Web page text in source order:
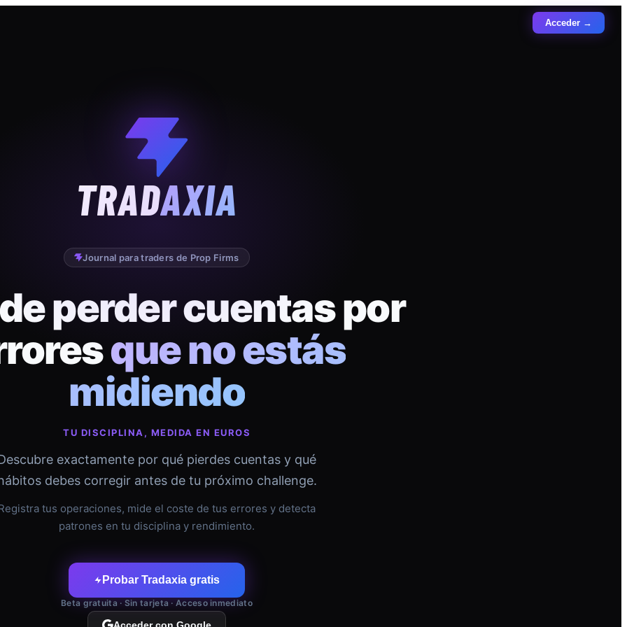
Acceder →
TRADAXIA
Journal para traders de Prop Firms
perder cuentas por
que no estás
midiendo
TU DISCIPLINA, MEDIDA EN EUROS
exactamente por qué pierdes cuentas y qué
debes corregir antes de tu próximo challenge.
tus operaciones, mide el coste de tus errores y detecta
patrones en tu disciplina y rendimiento.
Probar Tradaxia gratis
Beta gratuita · Sin tarjeta · Acceso inmediato